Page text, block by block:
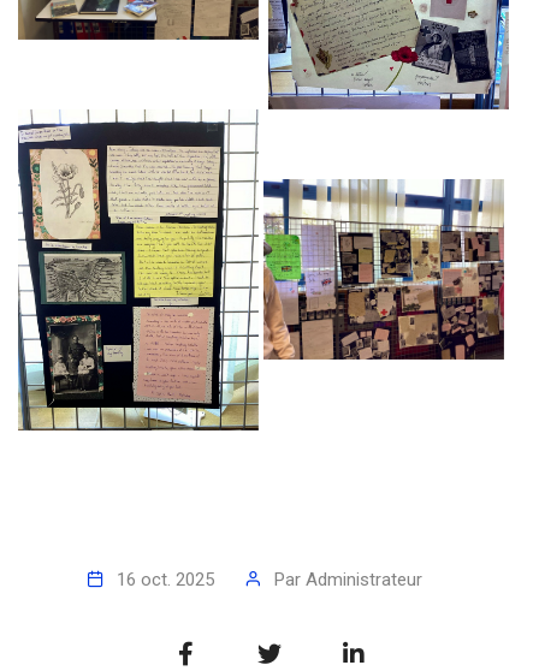
16 oct. 2025 Par Administrateur